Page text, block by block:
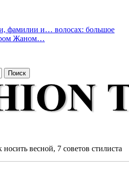
фамилии и… волосах: большое
Жаном…
весной, 7 советов стилиста